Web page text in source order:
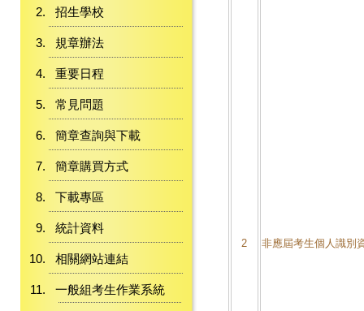
招生學校
規章辦法
重要日程
常見問題
簡章查詢與下載
簡章購買方式
下載專區
統計資料
相關網站連結
一般組考生作業系統
2 非應屆考生個人識別